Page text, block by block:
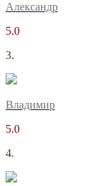
Александр
5.0
3.
Владимир
5.0
4.